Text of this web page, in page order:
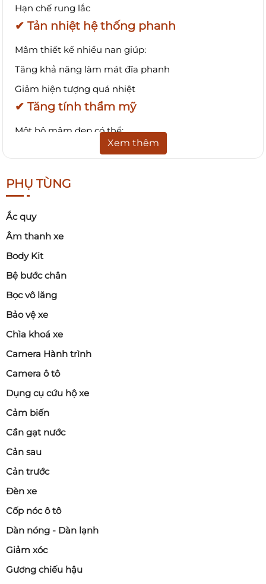
Hạn chế rung lắc
✔ Tản nhiệt hệ thống phanh
Mâm thiết kế nhiều nan giúp:
Tăng khả năng làm mát đĩa phanh
Giảm hiện tượng quá nhiệt
✔ Tăng tính thẩm mỹ
Một bộ mâm đẹp có thể:
Làm xe trông thể thao hơn
Tạo dấu ấn cá nhân
3. Có những loại mâm xe ô tô nào?
khác nhau.
3.1. Mâm thép (Steel Wheel)
Đặc điểm:
Giá rẻ
Bền
Thường có ốp nhựa bên ngoài
Phù hợp xe phổ thông, xe chạy dịch vụ.
3.2. Mâm hợp kim (Alloy Wheel)
Đây là loại phổ biến nhất hiện nay.
Ưu điểm:
Nhẹ hơn mâm thép
Tản nhiệt tốt
Thiết kế đa dạng
Phù hợp hầu hết các dòng xe.
Xem thêm
PHỤ TÙNG
Ắc quy
Âm thanh xe
Body Kit
Bệ bước chân
Bọc vô lăng
Bảo vệ xe
Chìa khoá xe
Camera Hành trình
Camera ô tô
Dụng cụ cứu hộ xe
Cảm biến
Cần gạt nước
Cản sau
Cản trước
Đèn xe
Cốp nóc ô tô
Dàn nóng - Dàn lạnh
Giảm xóc
Gương chiếu hậu